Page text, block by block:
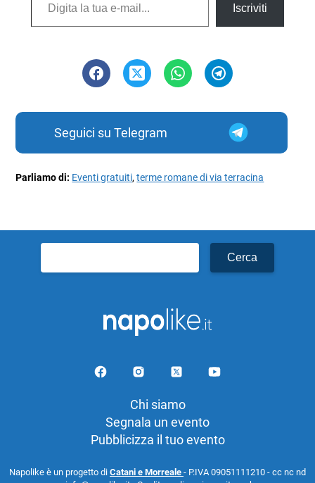
Iscriviti
Seguici su Telegram
Parliamo di: Eventi gratuiti,terme romane di via terracina
per:
Chi siamo
Segnala un evento
Pubblicizza il tuo evento
Napolike è un progetto di Catani e Morreale - P.IVA 09051111210 - cc nc nd